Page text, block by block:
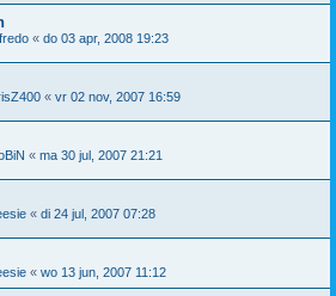
« do 03 apr, 2008 19:23
« vr 02 nov, 2007 16:59
« ma 30 jul, 2007 21:21
« di 24 jul, 2007 07:28
« wo 13 jun, 2007 11:12